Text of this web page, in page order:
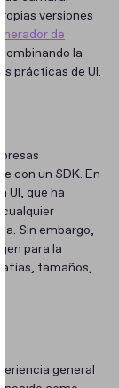
versiones
de
la
prácticas de UI.
con un SDK. En
UI, que ha
cualquier
Sin embargo,
para la
tamaños,
general